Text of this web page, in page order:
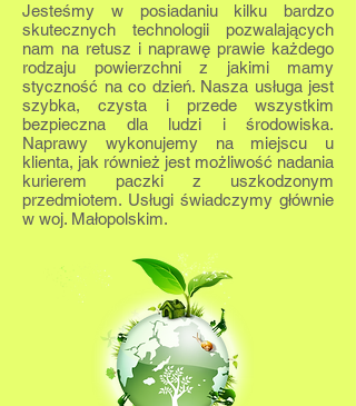
Jesteśmy w posiadaniu kilku bardzo
skutecznych technologii pozwalających
nam na retusz i naprawę prawie każdego
rodzaju powierzchni z jakimi mamy
styczność na co dzień. Nasza usługa jest
szybka, czysta i przede wszystkim
bezpieczna dla ludzi i środowiska.
Naprawy wykonujemy na miejscu u
klienta, jak również jest możliwość nadania
kurierem paczki z uszkodzonym
przedmiotem. Usługi świadczymy głównie
w woj. Małopolskim.